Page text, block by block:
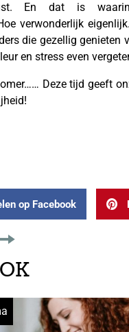
En dat is
verwonderlijk
die gezellig genieten
en stress even
Deze tijd geeft
op Facebook